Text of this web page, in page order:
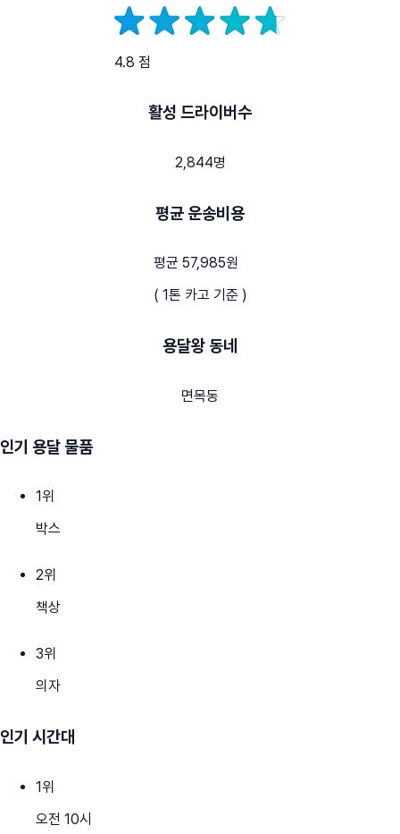
4.8 점
활성 드라이버수
2,844명
평균 운송비용
평균 57,985원
( 1톤 카고 기준 )
용달왕 동네
면목동
인기 용달 물품
1위
박스
2위
책상
3위
의자
인기 시간대
1위
오전 10시